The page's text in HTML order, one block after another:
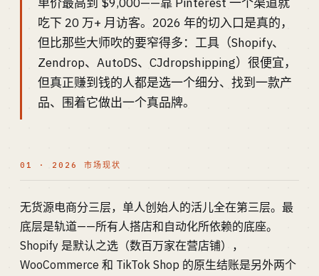
吃下 20 万+ 月访客。2026 年的切入口是真的，
但比那些大师吹的要窄得多：工具（Shopify、
Zendrop、AutoDS、CJdropshipping）很便宜，
但真正赚到钱的人都是选一个细分、找到一款产
品、围着它做出一个真品牌。
01 · 2026 市场现状
无货源电商分三层，单人创始人的活儿全在第三层。最
底层是轨道——所有人搭店和自动化所依赖的底座。
Shopify 是默认之选（数百万家在营店铺），
WooCommerce 和 TikTok Shop 的原生结账是另外两个